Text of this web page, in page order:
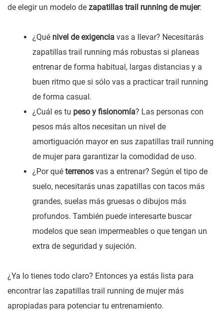
de elegir un modelo de zapatillas trail running de mujer:
¿Qué nivel de exigencia vas a llevar? Necesitarás
zapatillas trail running más robustas si planeas
entrenar de forma habitual, largas distancias y a
buen ritmo que si sólo vas a practicar trail running
de forma casual.
¿Cuál es tu peso y fisionomía? Las personas con
pesos más altos necesitan un nivel de
amortiguación mayor en sus zapatillas trail running
de mujer para garantizar la comodidad de uso.
¿Por qué terrenos vas a entrenar? Según el tipo de
suelo, necesitarás unas zapatillas con tacos más
grandes, suelas más gruesas o dibujos más
profundos. También puede interesarte buscar
modelos que sean impermeables o que tengan un
extra de seguridad y sujeción.
¿Ya lo tienes todo claro? Entonces ya estás lista para
encontrar las zapatillas trail running de mujer más
apropiadas para potenciar tu entrenamiento.